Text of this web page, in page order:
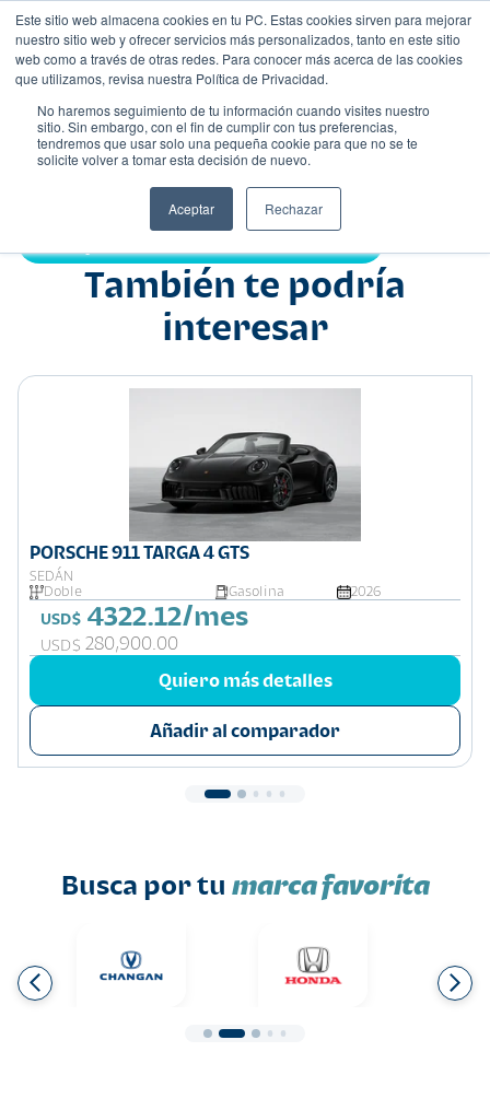
Este sitio web almacena cookies en tu PC. Estas cookies sirven para mejorar
nuestro sitio web y ofrecer servicios más personalizados, tanto en este sitio
web como a través de otras redes. Para conocer más acerca de las cookies
que utilizamos, revisa nuestra Política de Privacidad.
No haremos seguimiento de tu información cuando visites nuestro
sitio. Sin embargo, con el fin de cumplir con tus preferencias,
tendremos que usar solo una pequeña cookie para que no se te
solicite volver a tomar esta decisión de nuevo.
Aceptar Rechazar
Nombre
También te podría
interesar
PORSCHE 911 TARGA 4 GTS
SEDÁN
Doble
Gasolina 2026
USD$ 4322.12/mes
USD$ 280,900.00
Quiero más detalles
Añadir al comparador
Busca por tu marca favorita